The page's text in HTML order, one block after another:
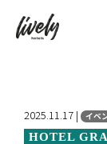
2025.11.17 | イベ
HOTEL